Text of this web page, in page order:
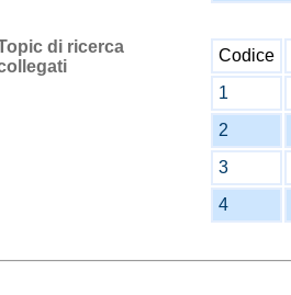
di ricerca
Codice
1
2
3
4